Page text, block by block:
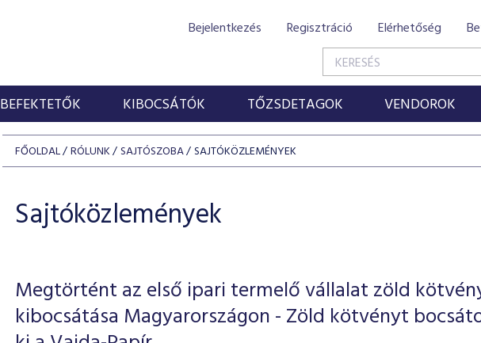
Bejelentkezés Regisztráció Elérhetőség
BEFEKTETŐK KIBOCSÁTÓK TŐZSDETAGOK VENDOROK
FŐOLDAL RÓLUNK SAJTÓSZOBA SAJTÓKÖZLEMÉNYEK
Sajtóközlemények
Megtörtént az első ipari termelő vállalat zöld
kibocsátása Magyarországon - Zöld kötvényt